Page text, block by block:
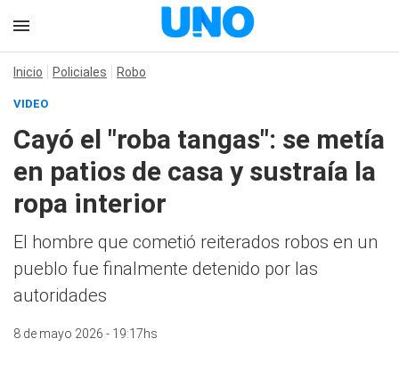
Inicio Policiales Robo
VIDEO
Cayó el "roba tangas": se metía
en patios de casa y sustraía la
ropa interior
El hombre que cometió reiterados robos en un
pueblo fue finalmente detenido por las
autoridades
8 de mayo 2026 - 19:17hs